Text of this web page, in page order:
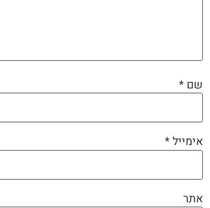
שם *
אימייל*
אתר